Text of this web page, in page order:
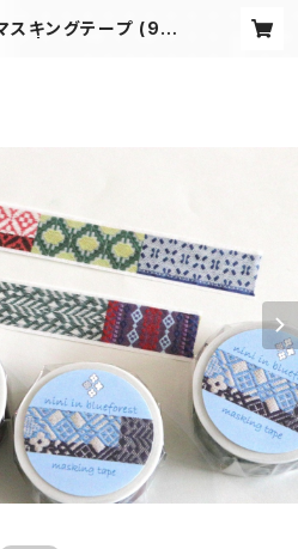
スキングテープ (9柄